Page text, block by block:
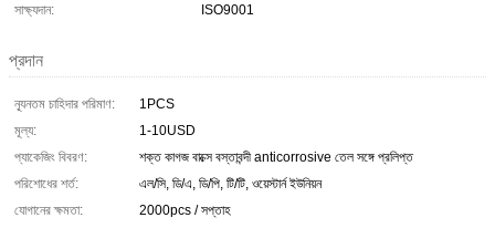
সাক্ষ্যদান:
ISO9001
প্রদান
ন্যূনতম চাহিদার পরিমাণ:
1PCS
মূল্য:
1-10USD
প্যাকেজিং বিবরণ:
শক্ত কাগজ বাক্সে বস্তাবন্দী anticorrosive তেল সঙ্গে প্রলিপ্ত
পরিশোধের শর্ত:
এল/সি, ডি/এ, ডি/পি, টি/টি, ওয়েস্টার্ন ইউনিয়ন
যোগানের ক্ষমতা:
2000pcs / সপ্তাহ